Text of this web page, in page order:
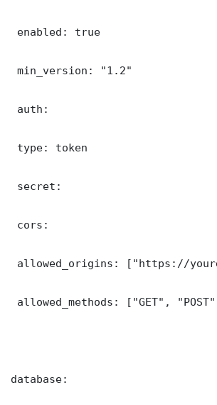
enabled: true
min_version: "1.2"
auth:
type: token
secret:
cors:
allowed_origins: ["https://
allowed_methods: ["GET",
database: